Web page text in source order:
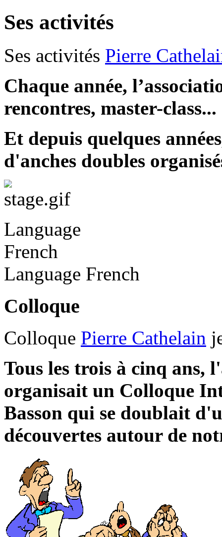
Ses activités
Ses activités Pierre
Chaque année,
rencontres, master-class...
Et depuis quelques
d'anches doubles
Language
French
Language French
Colloque
Colloque Pierre Cathelain
Tous les trois à cinq ans,
organisait un Colloque
Basson qui se doublait
découvertes autour de